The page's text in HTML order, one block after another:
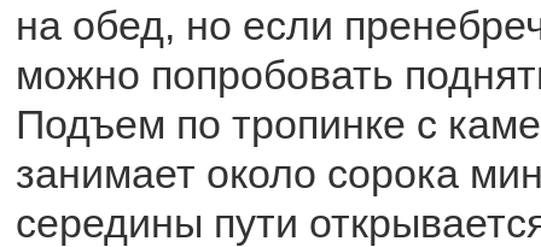
на обед, но если
можно попробовать
Подъем по тропинке с
занимает около сорока
середины пути